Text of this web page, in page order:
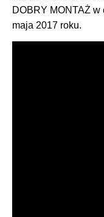
DOBRY MONTAŻ
maja 2017 roku.